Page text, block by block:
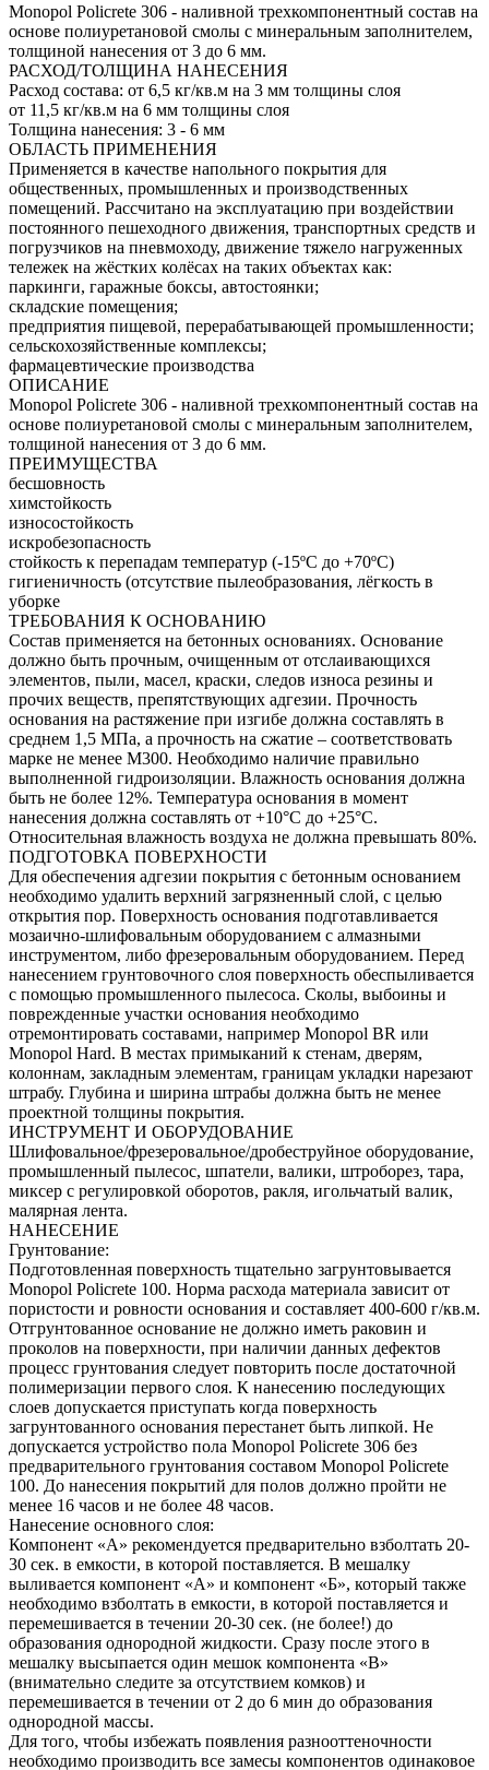
Monopol Policrete 306 - наливной трехкомпонентный состав на
основе полиуретановой смолы с минеральным заполнителем,
толщиной нанесения от 3 до 6 мм.
РАСХОД/ТОЛЩИНА НАНЕСЕНИЯ
Расход состава: от 6,5 кг/кв.м на 3 мм толщины слоя
от 11,5 кг/кв.м на 6 мм толщины слоя
Толщина нанесения: 3 - 6 мм
ОБЛАСТЬ ПРИМЕНЕНИЯ
Применяется в качестве напольного покрытия для
общественных, промышленных и производственных
помещений. Рассчитано на эксплуатацию при воздействии
постоянного пешеходного движения, транспортных средств и
погрузчиков на пневмоходу, движение тяжело нагруженных
тележек на жёстких колёсах на таких объектах как:
паркинги, гаражные боксы, автостоянки;
складские помещения;
предприятия пищевой, перерабатывающей промышленности;
сельскохозяйственные комплексы;
фармацевтические производства
ОПИСАНИЕ
Monopol Policrete 306 - наливной трехкомпонентный состав на
основе полиуретановой смолы с минеральным заполнителем,
толщиной нанесения от 3 до 6 мм.
ПРЕИМУЩЕСТВА
бесшовность
химстойкость
износостойкость
искробезопасность
стойкость к перепадам температур (-15ºС до +70ºС)
гигиеничность (отсутствие пылеобразования, лёгкость в
уборке
ТРЕБОВАНИЯ К ОСНОВАНИЮ
Состав применяется на бетонных основаниях. Основание
должно быть прочным, очищенным от отслаивающихся
элементов, пыли, масел, краски, следов износа резины и
прочих веществ, препятствующих адгезии. Прочность
основания на растяжение при изгибе должна составлять в
среднем 1,5 МПа, а прочность на сжатие – соответствовать
марке не менее М300. Необходимо наличие правильно
выполненной гидроизоляции. Влажность основания должна
быть не более 12%. Температура основания в момент
нанесения должна составлять от +10°С до +25°С.
Относительная влажность воздуха не должна превышать 80%.
ПОДГОТОВКА ПОВЕРХНОСТИ
Для обеспечения адгезии покрытия с бетонным основанием
необходимо удалить верхний загрязненный слой, с целью
открытия пор. Поверхность основания подготавливается
мозаично-шлифовальным оборудованием с алмазными
инструментом, либо фрезеровальным оборудованием. Перед
нанесением грунтовочного слоя поверхность обеспыливается
с помощью промышленного пылесоса. Сколы, выбоины и
поврежденные участки основания необходимо
отремонтировать составами, например Monopol BR или
Monopol Hard. В местах примыканий к стенам, дверям,
колоннам, закладным элементам, границам укладки нарезают
штрабу. Глубина и ширина штрабы должна быть не менее
проектной толщины покрытия.
ИНСТРУМЕНТ И ОБОРУДОВАНИЕ
Шлифовальное/фрезеровальное/дробеструйное оборудование,
промышленный пылесос, шпатели, валики, штроборез, тара,
миксер с регулировкой оборотов, ракля, игольчатый валик,
малярная лента.
НАНЕСЕНИЕ
Грунтование:
Подготовленная поверхность тщательно загрунтовывается
Monopol Policrete 100. Норма расхода материала зависит от
пористости и ровности основания и составляет 400-600 г/кв.м.
Отгрунтованное основание не должно иметь раковин и
проколов на поверхности, при наличии данных дефектов
процесс грунтования следует повторить после достаточной
полимеризации первого слоя. К нанесению последующих
слоев допускается приступать когда поверхность
загрунтованного основания перестанет быть липкой. Не
допускается устройство пола Monopol Policrete 306 без
предварительного грунтования составом Monopol Policrete
100. До нанесения покрытий для полов должно пройти не
менее 16 часов и не более 48 часов.
Нанесение основного слоя:
Компонент «А» рекомендуется предварительно взболтать 20-
30 сек. в емкости, в которой поставляется. В мешалку
выливается компонент «А» и компонент «Б», который также
необходимо взболтать в емкости, в которой поставляется и
перемешивается в течении 20-30 сек. (не более!) до
образования однородной жидкости. Сразу после этого в
мешалку высыпается один мешок компонента «В»
(внимательно следите за отсутствием комков) и
перемешивается в течении от 2 до 6 мин до образования
однородной массы.
Для того, чтобы избежать появления разнооттеночности
необходимо производить все замесы компонентов одинаковое